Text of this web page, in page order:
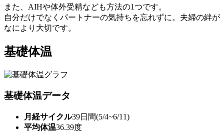
また、AIHや体外受精なども方法の1つです。
自分だけでなくパートナーの気持ちを忘れずに。夫婦の絆が
なにより大切です。
基礎体温
基礎体温データ
月経サイクル39日間(5/4~6/11)
平均体温36.39度